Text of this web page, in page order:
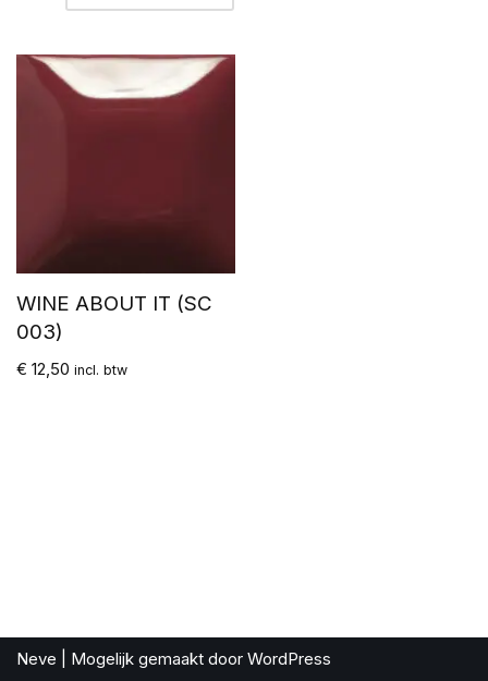
WINE ABOUT IT (SC
003)
€ 12,50 incl. btw
Neve | Mogelijk gemaakt door WordPress